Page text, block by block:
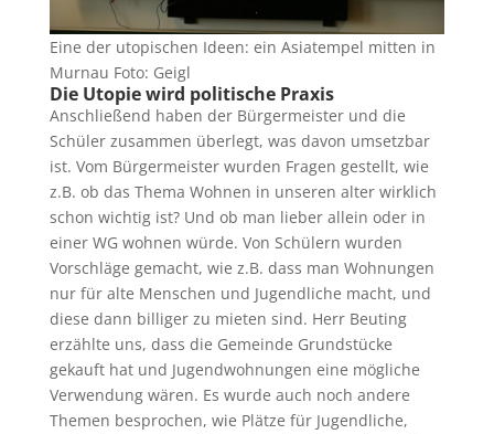
Eine der utopischen Ideen: ein Asiatempel mitten in
Murnau Foto: Geigl
Die Utopie wird politische Praxis
Anschließend haben der Bürgermeister und die
Schüler zusammen überlegt, was davon umsetzbar
ist. Vom Bürgermeister wurden Fragen gestellt, wie
z.B. ob das Thema Wohnen in unseren alter wirklich
schon wichtig ist? Und ob man lieber allein oder in
einer WG wohnen würde. Von Schülern wurden
Vorschläge gemacht, wie z.B. dass man Wohnungen
nur für alte Menschen und Jugendliche macht, und
diese dann billiger zu mieten sind. Herr Beuting
erzählte uns, dass die Gemeinde Grundstücke
gekauft hat und Jugendwohnungen eine mögliche
Verwendung wären. Es wurde auch noch andere
Themen besprochen, wie Plätze für Jugendliche,